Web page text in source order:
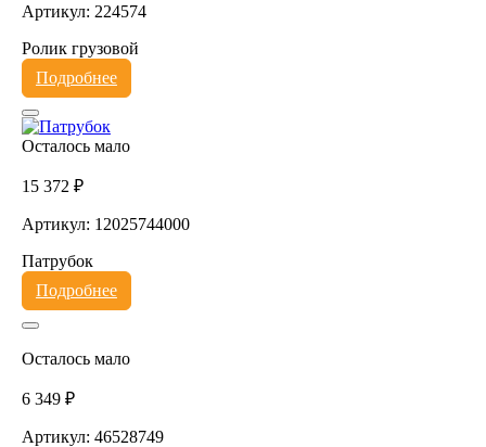
Артикул: 224574
Ролик грузовой
Подробнее
Осталось мало
15 372 ₽
Артикул: 12025744000
Патрубок
Подробнее
Осталось мало
6 349 ₽
Артикул: 46528749